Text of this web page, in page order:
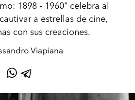
1898 - 1960" celebra al
a estrellas de cine,
con sus creaciones.
Viapiana